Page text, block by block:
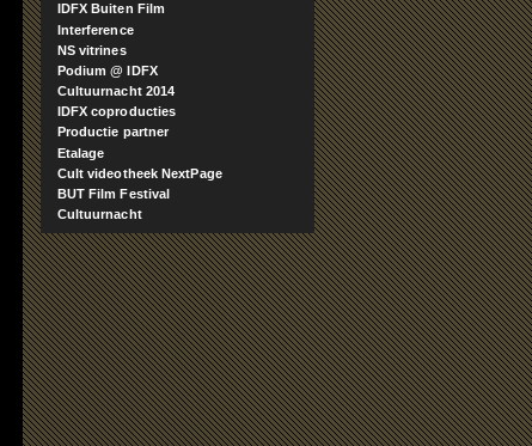
IDFX Buiten Film
Interference
NS vitrines
Podium @ IDFX
Cultuurnacht 2014
IDFX coproducties
Productie partner
Etalage
Cult videotheek NextPage
BUT Film Festival
Cultuurnacht